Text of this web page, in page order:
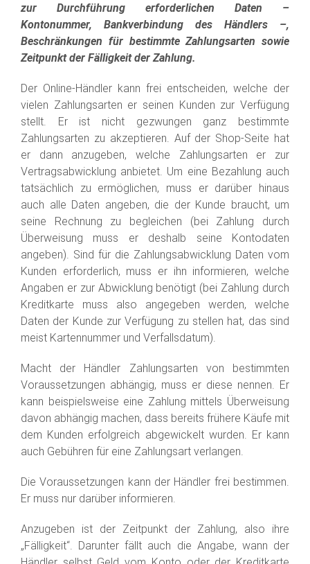
zur Durchführung erforderlichen Daten –
Kontonummer, Bankverbindung des Händlers –,
Beschränkungen für bestimmte Zahlungsarten sowie
Zeitpunkt der Fälligkeit der Zahlung.
Der Online-Händler kann frei entscheiden, welche der
vielen Zahlungsarten er seinen Kunden zur Verfügung
stellt. Er ist nicht gezwungen ganz bestimmte
Zahlungsarten zu akzeptieren. Auf der Shop-Seite hat
er dann anzugeben, welche Zahlungsarten er zur
Vertragsabwicklung anbietet. Um eine Bezahlung auch
tatsächlich zu ermöglichen, muss er darüber hinaus
auch alle Daten angeben, die der Kunde braucht, um
seine Rechnung zu begleichen (bei Zahlung durch
Überweisung muss er deshalb seine Kontodaten
angeben). Sind für die Zahlungsabwicklung Daten vom
Kunden erforderlich, muss er ihn informieren, welche
Angaben er zur Abwicklung benötigt (bei Zahlung durch
Kreditkarte muss also angegeben werden, welche
Daten der Kunde zur Verfügung zu stellen hat, das sind
meist Kartennummer und Verfallsdatum).
Macht der Händler Zahlungsarten von bestimmten
Voraussetzungen abhängig, muss er diese nennen. Er
kann beispielsweise eine Zahlung mittels Überweisung
davon abhängig machen, dass bereits frühere Käufe mit
dem Kunden erfolgreich abgewickelt wurden. Er kann
auch Gebühren für eine Zahlungsart verlangen.
Die Voraussetzungen kann der Händler frei bestimmen.
Er muss nur darüber informieren.
Anzugeben ist der Zeitpunkt der Zahlung, also ihre
„Fälligkeit“. Darunter fällt auch die Angabe, wann der